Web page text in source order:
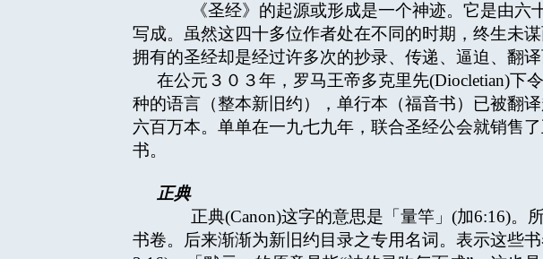
《圣经》的起源或形成是一个神迹。它是由六
写成。虽然这四十多位作者处在不同的时期，终生未
拥有的圣经却是经过许多次的抄录、传递、逼迫、翻译
在公元３０３年，罗马王帝多克里先(Diocletian)下
种的语言（整本新旧约），单行本（福音书）已被翻
六百万本。单单在一九七九年，联合圣经公会就销售
书。
正典
正典(Canon)这字的意思是「量竿」(加6:16)。所
书卷。后来渐渐为新旧约目录之专用名词。表示这些